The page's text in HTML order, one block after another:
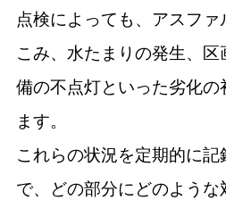
点検によっても、アスフ
こみ、水たまりの発生、
備の不点灯といった劣化の
ます。
これらの状況を定期的に記
で、どの部分にどのよう